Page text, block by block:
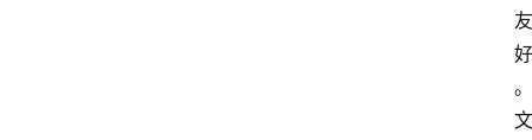
友
好
。
文